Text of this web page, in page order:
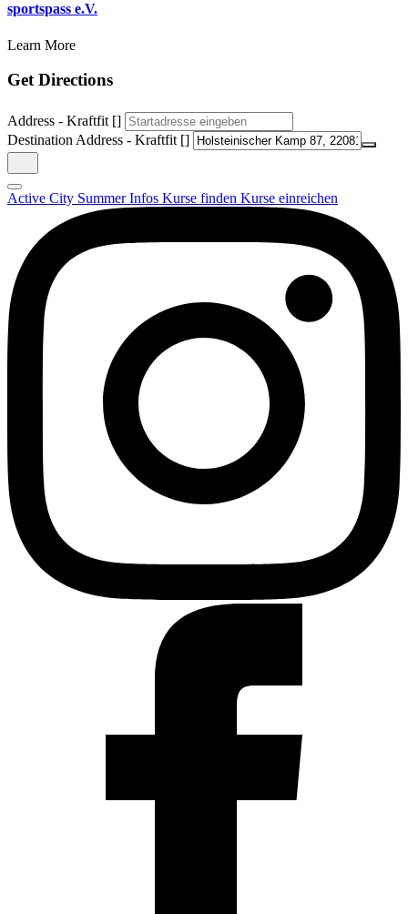
sportspass e.V.
Learn More
Get Directions
Address - Kraftfit []
Destination Address - Kraftfit []
Active City SummerInfos Kurse finden Kurse einreichen